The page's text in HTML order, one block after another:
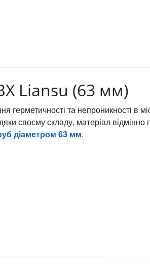
Liansu (63 мм)
герметичності та непроникності в
своєму складу, матеріал відмінно
діаметром 63 мм.